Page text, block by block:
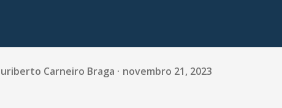
Carneiro Braga novembro 21, 2023